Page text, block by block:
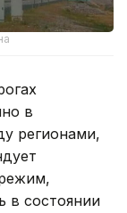
в
регионами,
в состоянии